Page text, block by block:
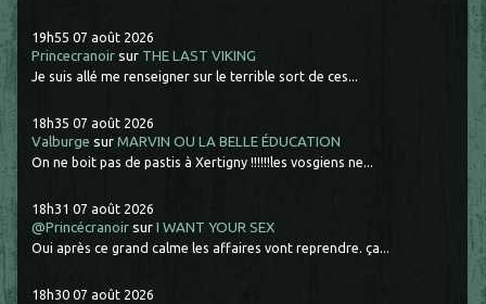
19h55 07 août 2026
Princecranoir sur THE LAST VIKING
Je suis allé me renseigner sur le terrible sort de ces...
18h35 07 août 2026
Valburge surMARVIN OU LA BELLE ÉDUCATION
On ne boit pas de pastis à Xertigny !!!!!!les vosgiens ne...
18h31 07 août 2026
@Princécranoir surI WANT YOUR SEX
Oui après ce grand calme les affaires vont reprendre. ça...
18h30 07 août 2026